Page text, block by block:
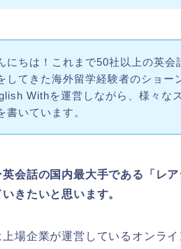
にちは！これまで50社以上の英会
してきた海外留学経験者のショー
Withを運営しながら、様々な
書いています。
会話の国内最大手である「レ
きたいと思います。
場企業が運営しているオンラ